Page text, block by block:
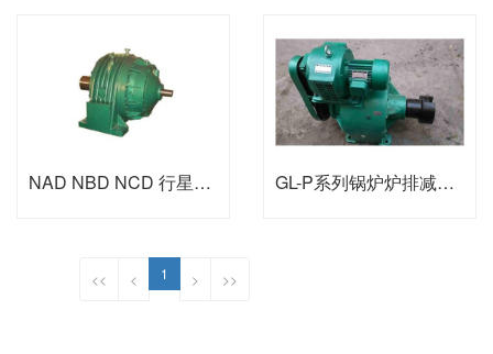
NAD NBD NCD 行星减速机 GL-P系列锅炉炉排减速器
<< < 1 > >>